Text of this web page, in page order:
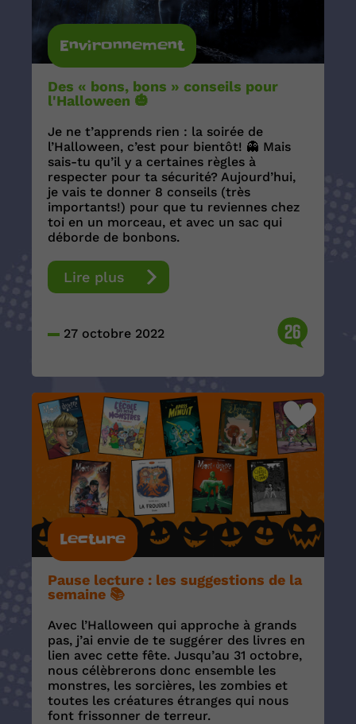
Environnement
Des « bons, bons » conseils pour
l'Halloween 🎃
Je ne t’apprends rien : la soirée de
l’Halloween, c’est pour bientôt! 👻 Mais
sais-tu qu’il y a certaines règles à
respecter pour ta sécurité? Aujourd’hui,
je vais te donner 8 conseils (très
importants!) pour que tu reviennes chez
toi en un morceau, et avec un sac qui
déborde de bonbons.
Lire plus
27 octobre 2022 26
Lecture
Pause lecture : les suggestions de la
semaine 📚
Avec l’Halloween qui approche à grands
pas, j’ai envie de te suggérer des livres en
lien avec cette fête. Jusqu’au 31 octobre,
nous célèbrerons donc ensemble les
monstres, les sorcières, les zombies et
toutes les créatures étranges qui nous
font frissonner de terreur.